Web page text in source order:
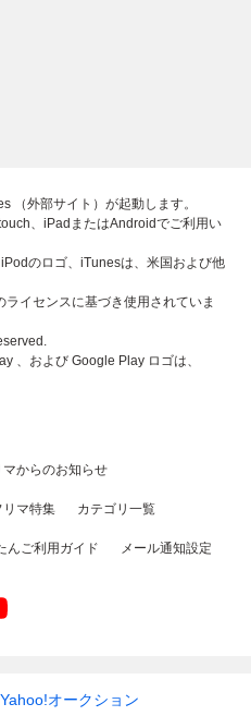
（外部サイト）が起動します。
、iPadまたはAndroidでご利用い
のロゴ、iTunesは、米国および他
イセンスに基づき使用されていま
、および Google Play ロゴは、
からのお知らせ
リマ特集 カテゴリ一覧
んご利用ガイド メール通知設定
Yahoo!オークション